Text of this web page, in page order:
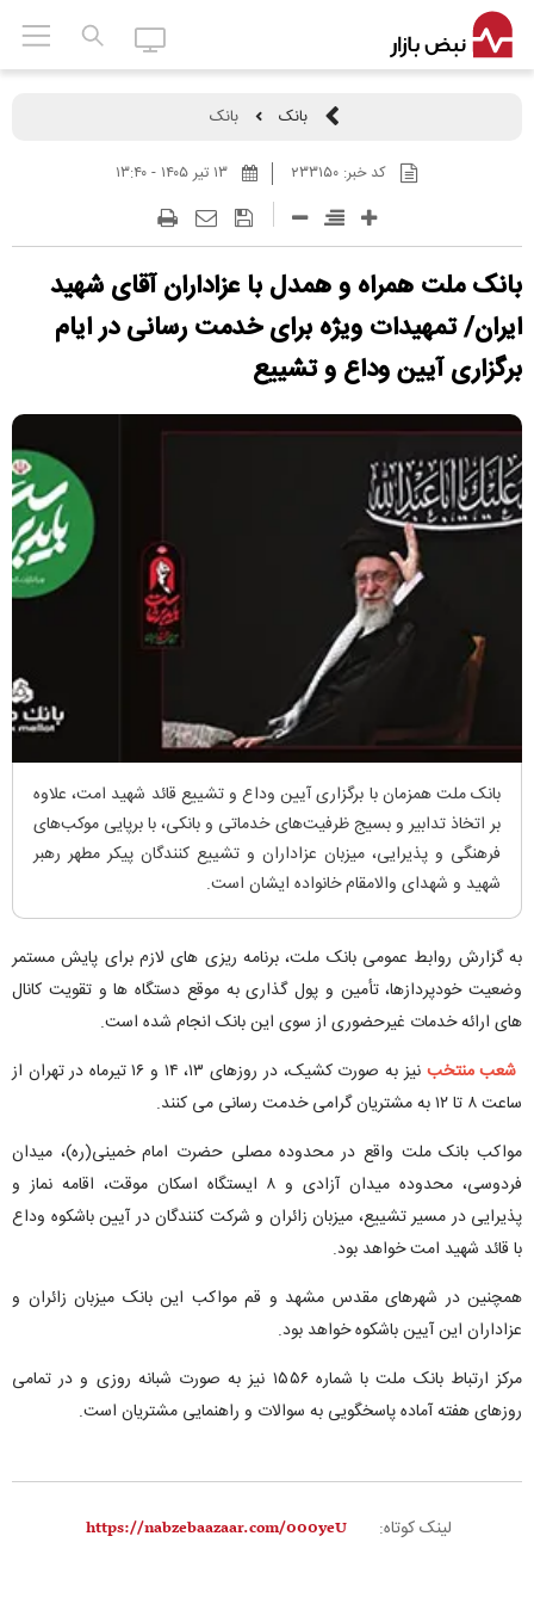
بانک بانک
کد خبر:۲۳۳۱۵۰ ۱۳ تير ۱۴۰۵ - ۱۳:۴۰
بانک ملت همراه و همدل با عزاداران آقای شهید
ایران/ تمهیدات ویژه برای خدمت رسانی در ایام
برگزاری آیین وداع و تشییع
بانک ملت همزمان با برگزاری آیین وداع و تشییع قائد شهید امت، علاوه
بر اتخاذ تدابیر و بسیج ظرفیت‌های خدماتی و بانکی، با برپایی موکب‌های
فرهنگی و پذیرایی، میزبان عزاداران و تشییع کنندگان پیکر مطهر رهبر
شهید و شهدای والامقام خانواده ایشان است.
به گزارش روابط عمومی بانک ملت، برنامه ریزی های لازم برای پایش مستمر
وضعیت خودپردازها، تأمین و پول گذاری به موقع دستگاه ها و تقویت کانال
های ارائه خدمات غیرحضوری از سوی این بانک انجام شده است.
شعب منتخب
نیز به صورت کشیک، در روزهای ۱۳، ۱۴ و ۱۶ تیرماه در تهران از
ساعت ۸ تا ۱۲ به مشتریان گرامی خدمت رسانی می کنند.
مواکب بانک ملت واقع در محدوده مصلی حضرت امام خمینی(ره)، میدان
فردوسی، محدوده میدان آزادی و ۸ ایستگاه اسکان موقت، اقامه نماز و
پذیرایی در مسیر تشییع، میزبان زائران و شرکت کنندگان در آیین باشکوه وداع
با قائد شهید امت خواهد بود.
همچنین در شهرهای مقدس مشهد و قم مواکب این بانک میزبان زائران و
عزاداران این آیین باشکوه خواهد بود.
مرکز ارتباط بانک ملت با شماره ۱۵۵۶ نیز به صورت شبانه روزی و در تمامی
روزهای هفته آماده پاسخگویی به سوالات و راهنمایی مشتریان است.
لینک کوتاه: